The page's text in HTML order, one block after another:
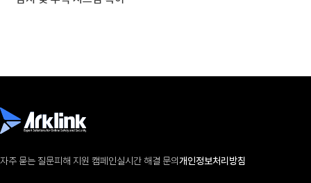
자주 묻는 질문피해 지원 캠페인실시간 해결 문의개인정보처리방침